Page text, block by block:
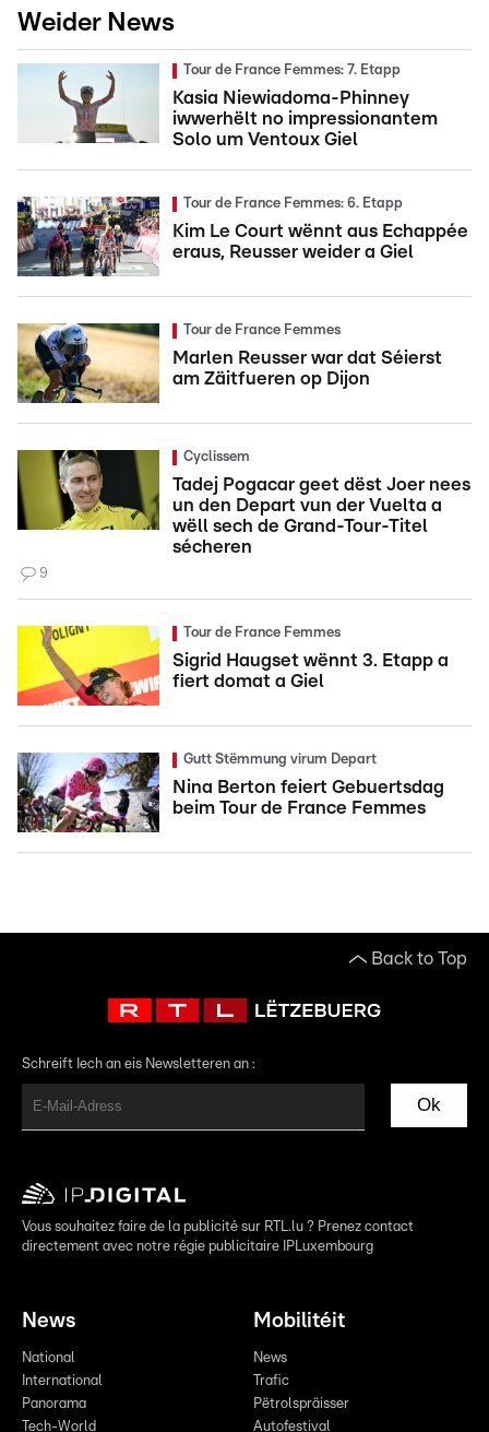
Weider News
Tour de France Femmes: 7. Etapp
Kasia Niewiadoma-Phinney
iwwerhëlt no impressionantem
Solo um Ventoux Giel
Tour de France Femmes: 6. Etapp
Kim Le Court wënnt aus Echappée
eraus, Reusser weider a Giel
Tour de France Femmes
Marlen Reusser war dat Séierst
am Zäitfueren op Dijon
Cyclissem
Tadej Pogacar geet dëst Joer nees
un den Depart vun der Vuelta a
wëll sech de Grand-Tour-Titel
sécheren
9
Tour de France Femmes
Sigrid Haugset wënnt 3. Etapp a
fiert domat a Giel
Gutt Stëmmung virum Depart
Nina Berton feiert Gebuertsdag
beim Tour de France Femmes
Back to Top
Schreift Iech an eis Newsletteren an :
Ok
Vous souhaitez faire de la publicité sur RTL.lu ? Prenez contact
directement avec notre régie publicitaire IPLuxembourg
News
National
International
Panorama
Tech-World
Mobilitéit
News
Trafic
Pëtrolspräisser
Autofestival